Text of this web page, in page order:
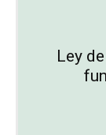
Ley